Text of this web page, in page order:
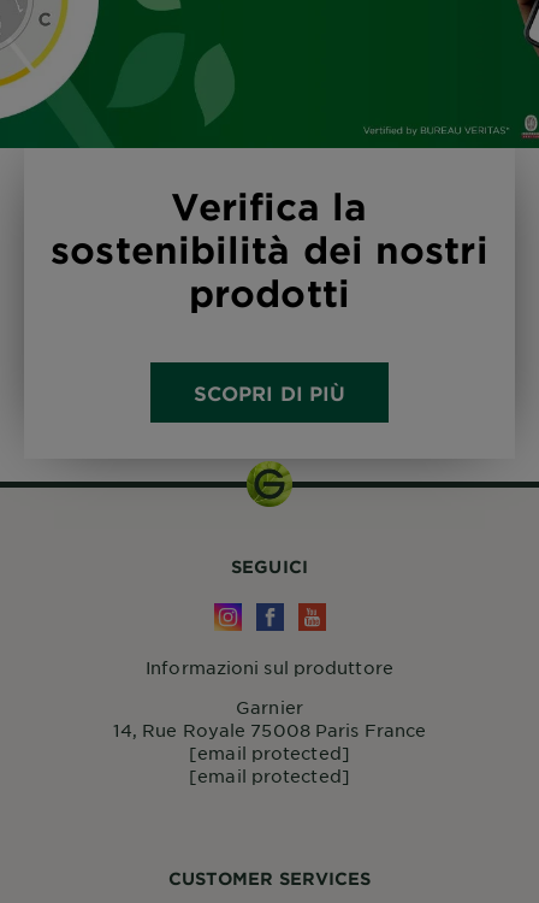
Verifica la
sostenibilità dei nostri
prodotti
SCOPRI DI PIÙ
CUSTOMER SERVICES
SEGUICI
Informazioni sul produttore
Garnier
14, Rue Royale 75008 Paris France
[email protected]
[email protected]